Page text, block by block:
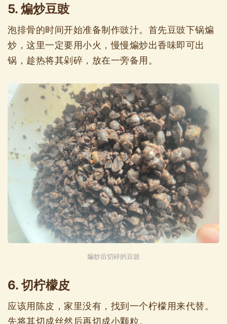
5. 煸炒豆豉
泡排骨的时间开始准备制作豉汁。首先豆豉下锅煸
炒，这里一定要用小火，慢慢煸炒出香味即可出
锅，趁热将其剁碎，放在一旁备用。
煸炒后切碎的豆豉
6. 切柠檬皮
应该用陈皮，家里没有，找到一个柠檬用来代替。
先将其切成丝然后再切成小颗粒。